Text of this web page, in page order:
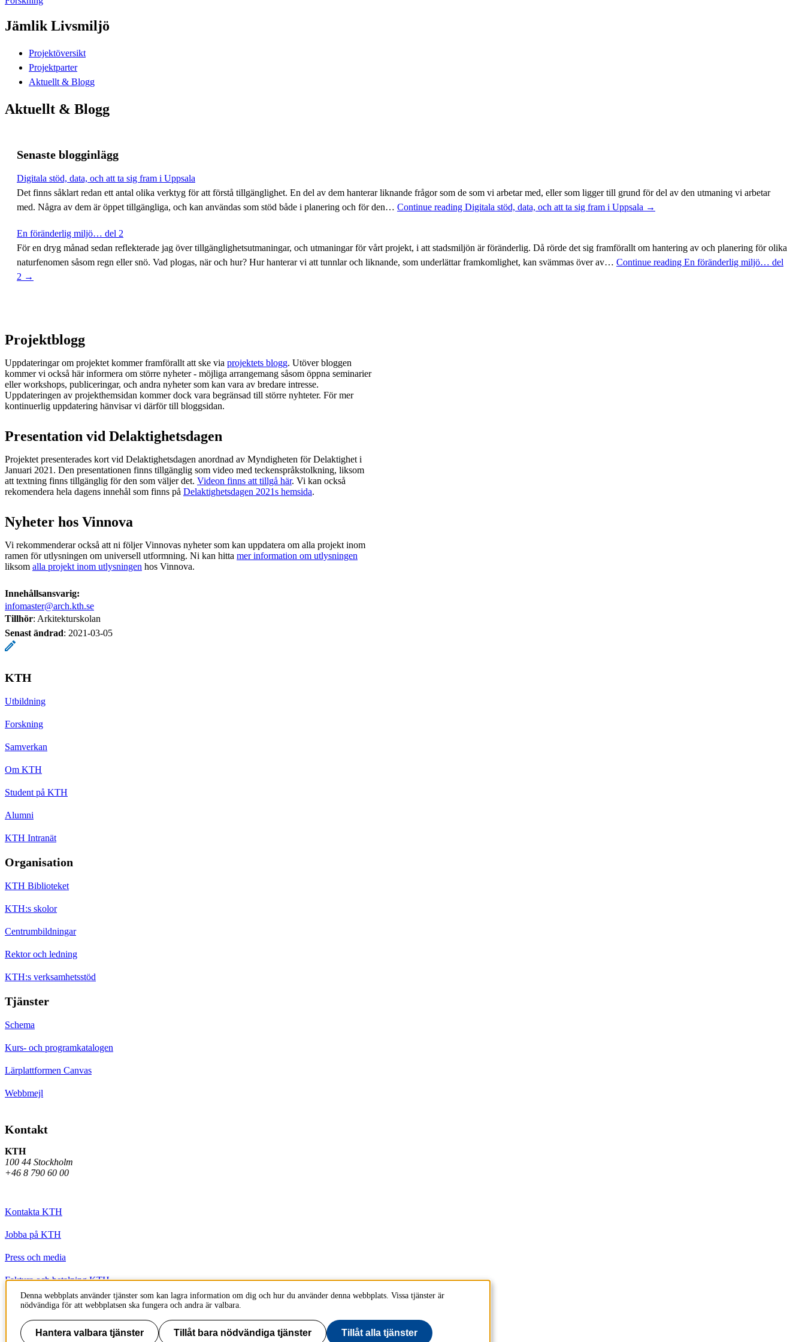
Jämlik Livsmiljö
Projektöversikt
Projektparter
Aktuellt & Blogg
Aktuellt & Blogg
Senaste blogginlägg
Digitala stöd, data, och att ta sig fram i Uppsala
Det finns såklart redan ett antal olika verktyg för att förstå tillgänglighet. En del av dem hanterar liknande frågor som de som vi arbetar med, eller som ligger till grund för del av den utmaning vi arbetar
med. Några av dem är öppet tillgängliga, och kan användas som stöd både i planering och för den… Continue reading Digitala stöd, data, och att ta sig fram i Uppsala →
En föränderlig miljö… del 2
För en dryg månad sedan reflekterade jag över tillgänglighetsutmaningar, och utmaningar för vårt projekt, i att stadsmiljön är föränderlig. Då rörde det sig framförallt om hantering av och planering för olika
naturfenomen såsom regn eller snö. Vad plogas, när och hur? Hur hanterar vi att tunnlar och liknande, som underlättar framkomlighet, kan svämmas över av… Continue reading En föränderlig miljö… del
2 →
Projektblogg
Uppdateringar om projektet kommer framförallt att ske via projektets blogg. Utöver bloggen
kommer vi också här informera om större nyheter - möjliga arrangemang såsom öppna seminarier
eller workshops, publiceringar, och andra nyheter som kan vara av bredare intresse.
Uppdateringen av projekthemsidan kommer dock vara begränsad till större nyhteter. För mer
kontinuerlig uppdatering hänvisar vi därför till bloggsidan.
Presentation vid Delaktighetsdagen
Projektet presenterades kort vid Delaktighetsdagen anordnad av Myndigheten för Delaktighet i
Januari 2021. Den presentationen finns tillgänglig som video med teckenspråkstolkning, liksom
att textning finns tillgänglig för den som väljer det. Videon finns att tillgå här. Vi kan också
rekomendera hela dagens innehål som finns på Delaktighetsdagen 2021s hemsida.
Nyheter hos Vinnova
Vi rekommenderar också att ni följer Vinnovas nyheter som kan uppdatera om alla projekt inom
ramen för utlysningen om universell utformning. Ni kan hitta mer information om utlysningen
liksom alla projekt inom utlysningen hos Vinnova.
Innehållsansvarig:
infomaster@arch.kth.se
Tillhör: Arkitekturskolan
Senast ändrad: 2021-03-05
KTH
Utbildning
Forskning
Samverkan
Om KTH
Student på KTH
Alumni
KTH Intranät
Organisation
KTH Biblioteket
KTH:s skolor
Centrumbildningar
Rektor och ledning
KTH:s verksamhetsstöd
Tjänster
Schema
Kurs- och programkatalogen
Lärplattformen Canvas
Webbmejl
Kontakt
KTH
100 44 Stockholm
+46 8 790 60 00
Kontakta KTH
Jobba på KTH
Press och media
Faktura och betalning KTH
Om KTH:s webbplatser
Tillgänglighetsredogörelse
Denna webbplats använder tjänster som kan lagra information om dig och hur du använder denna webbplats. Vissa tjänster är
nödvändiga för att webbplatsen ska fungera och andra är valbara.
Hantera valbara tjänster Tillåt bara nödvändiga tjänster Tillåt alla tjänster